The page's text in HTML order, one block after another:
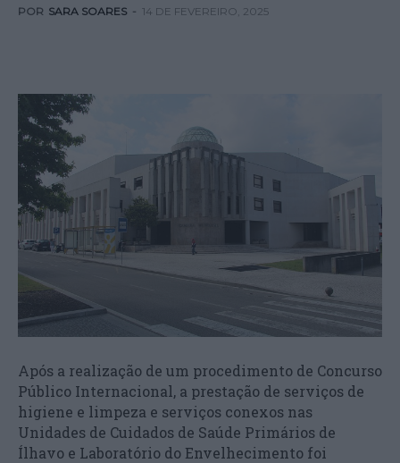
POR SARA SOARES - 14 DE FEVEREIRO, 2025
Após a realização de um procedimento de Concurso
Público Internacional, a prestação de serviços de
higiene e limpeza e serviços conexos nas
Unidades de Cuidados de Saúde Primários de
Ílhavo e Laboratório do Envelhecimento foi